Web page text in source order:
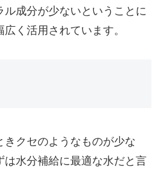
成分が少ないということに
く活用されています。
クセのようなものが少な
は水分補給に最適な水だと言